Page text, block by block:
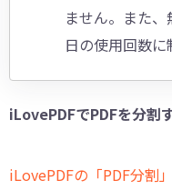
ません。また
日の使用回数に
iLovePDFでPDFを分割
iLovePDFの「PDF分割